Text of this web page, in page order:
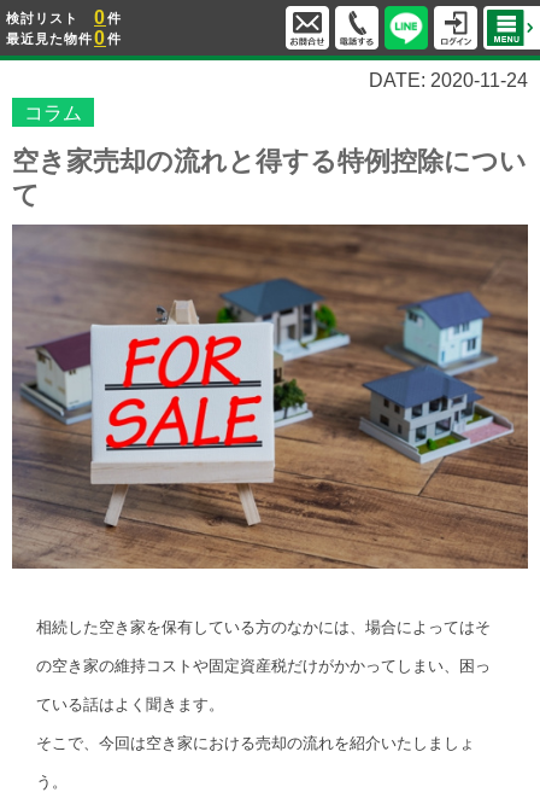
検討リスト 0件
最近見た物件0件
DATE: 2020-11-24
コラム
空き家売却の流れと得する特例控除につい
て
相続した空き家を保有している方のなかには、場合によってはそ
の空き家の維持コストや固定資産税だけがかかってしまい、困っ
ている話はよく聞きます。
そこで、今回は空き家における売却の流れを紹介いたしましょ
う。